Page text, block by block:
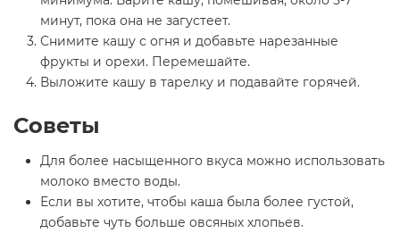
минут, пока она не загустеет.
Снимите кашу с огня и добавьте нарезанные
фрукты и орехи. Перемешайте.
Выложите кашу в тарелку и подавайте горячей.
Советы
Для более насыщенного вкуса можно использовать
молоко вместо воды.
Если вы хотите, чтобы каша была более густой,
добавьте чуть больше овсяных хлопьев.